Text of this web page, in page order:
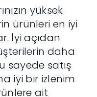
yüksek
ürünleri en iyi
İyi açıdan
daha
sayede satış
iyi bir izlenim
ait